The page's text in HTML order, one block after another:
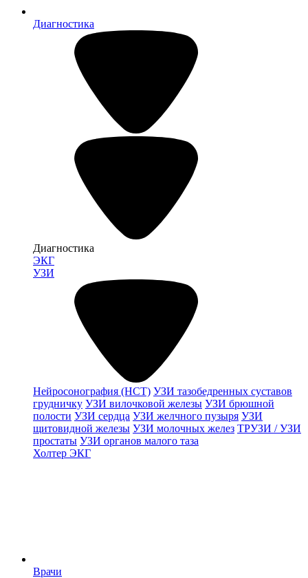
Диагностика
Диагностика
ЭКГ
УЗИ
Нейросонография (НСТ) УЗИ тазобедренных суставов
грудничку УЗИ вилочковой железы УЗИ брюшной
полости УЗИ сердца УЗИ желчного пузыря УЗИ
щитовидной железы УЗИ молочных желез ТРУЗИ / УЗИ
простаты УЗИ органов малого таза
Холтер ЭКГ
Врачи